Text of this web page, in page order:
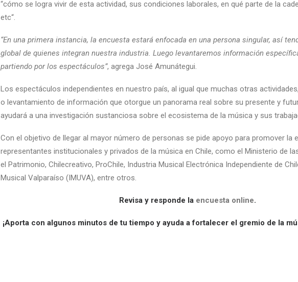
“cómo se logra vivir de esta actividad, sus condiciones laborales, en qué parte de la
etc“.
“En una primera instancia, la encuesta estará enfocada en una persona singular, así
global de quienes integran nuestra industria. Luego levantaremos información
partiendo por los espectáculos”, agrega José Amunátegui.
Los espectáculos independientes en nuestro país, al igual que muchas otras
o levantamiento de información que otorgue un panorama real sobre su presente y
ayudará a una investigación sustanciosa sobre el ecosistema de la música y sus
Con el objetivo de llegar al mayor número de personas se pide apoyo para promover la
representantes institucionales y privados de la música en Chile, como el Ministerio de
el Patrimonio, Chilecreativo, ProChile, Industria Musical Electrónica Independiente de
Musical Valparaíso (IMUVA), entre otros.
Revisa y responde la encuesta online.
¡Aporta con algunos minutos de tu tiempo y ayuda a fortalecer el gremio de la